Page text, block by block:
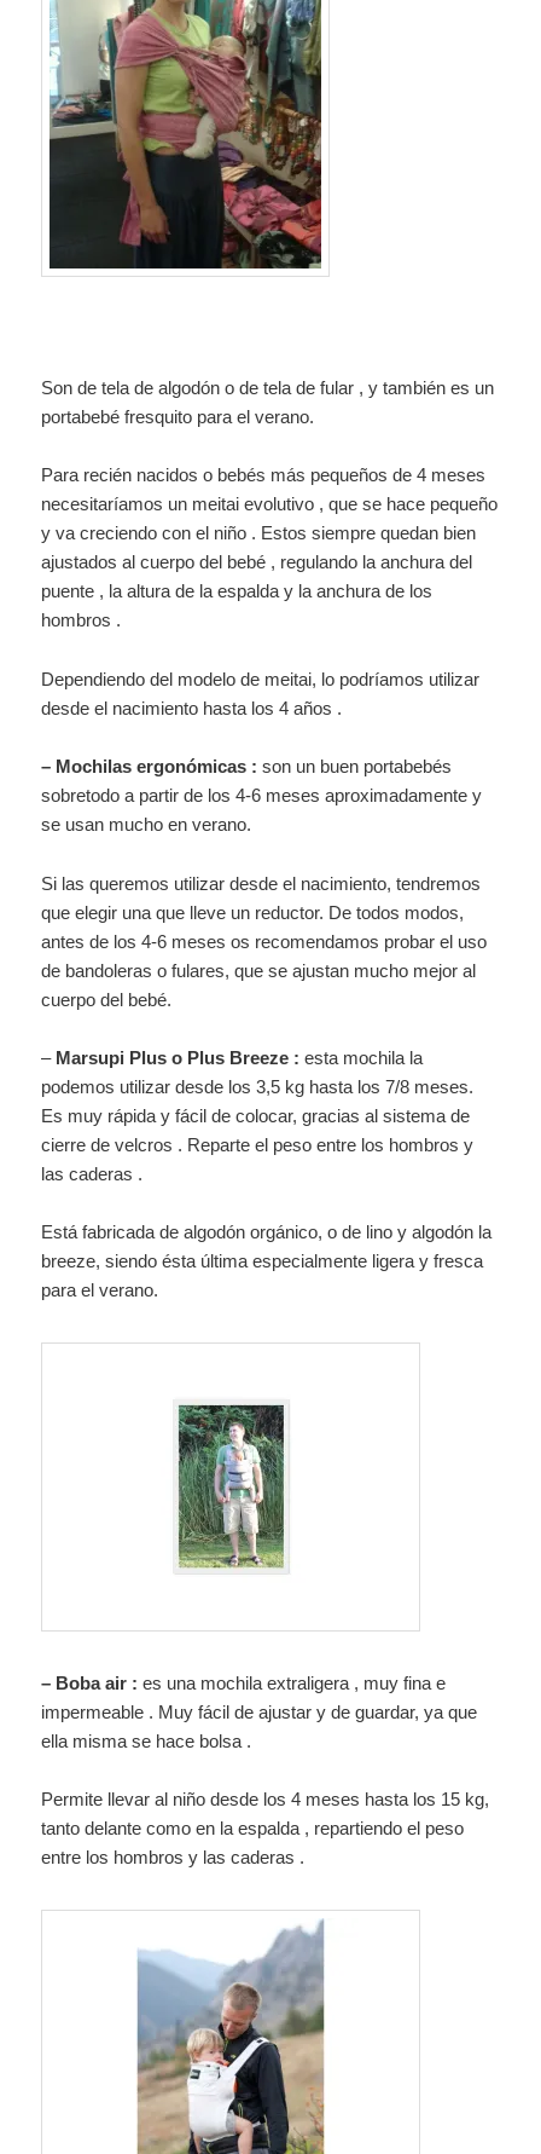
Son de tela de algodón o de tela de fular , y también es un
portabebé fresquito para el verano.
Para recién nacidos o bebés más pequeños de 4 meses
necesitaríamos un meitai evolutivo , que se hace pequeño
y va creciendo con el niño . Estos siempre quedan bien
ajustados al cuerpo del bebé , regulando la anchura del
puente , la altura de la espalda y la anchura de los
hombros .
Dependiendo del modelo de meitai, lo podríamos utilizar
desde el nacimiento hasta los 4 años .
– Mochilas ergonómicas :son un buen portabebés
sobretodo a partir de los 4-6 meses aproximadamente y
se usan mucho en verano.
Si las queremos utilizar desde el nacimiento, tendremos
que elegir una que lleve un reductor. De todos modos,
antes de los 4-6 meses os recomendamos probar el uso
de bandoleras o fulares, que se ajustan mucho mejor al
cuerpo del bebé.
– Marsupi Plus o Plus Breeze :esta mochila la
podemos utilizar desde los 3,5 kg hasta los 7/8 meses.
Es muy rápida y fácil de colocar, gracias al sistema de
cierre de velcros . Reparte el peso entre los hombros y
las caderas .
Está fabricada de algodón orgánico, o de lino y algodón la
breeze, siendo ésta última especialmente ligera y fresca
para el verano.
– Boba air : es una mochila extraligera , muy fina e
impermeable . Muy fácil de ajustar y de guardar, ya que
ella misma se hace bolsa .
Permite llevar al niño desde los 4 meses hasta los 15 kg,
tanto delante como en la espalda , repartiendo el peso
entre los hombros y las caderas .